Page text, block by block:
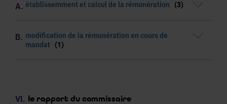
établissemment et calcul de la rémunération (3)
modification de la rémunération en cours de
mandat
(1)
le rapport du commissaire